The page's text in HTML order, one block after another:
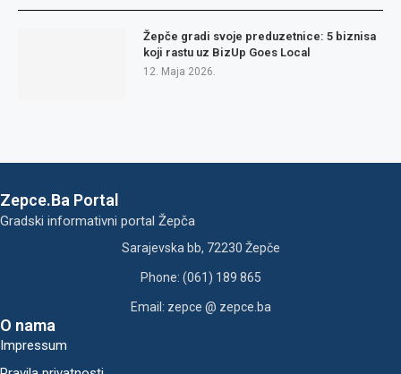
Žepče gradi svoje preduzetnice: 5 biznisa
koji rastu uz BizUp Goes Local
12. Maja 2026.
Zepce.Ba Portal
Gradski informativni portal Žepča
Sarajevska bb, 72230 Žepče
Phone: (061) 189 865
Email: zepce @ zepce.ba
O nama
Impressum